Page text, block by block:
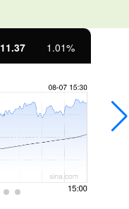
11.37 1.01%